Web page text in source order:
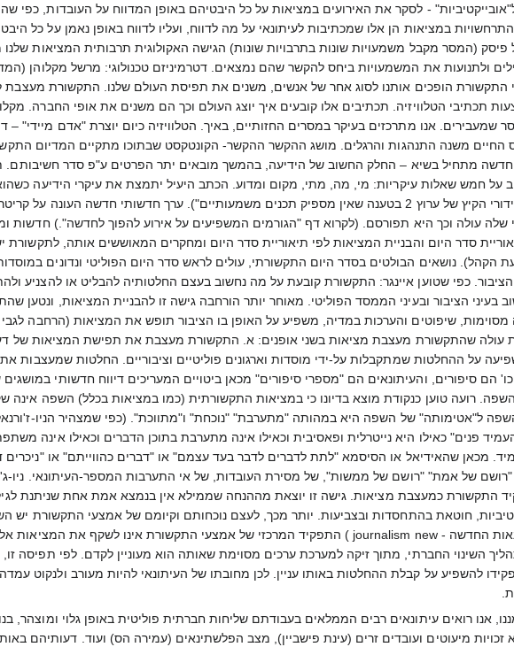
- לסקר את האירועים במציאות על כל היבטיהם באופן המדווח על העובדות, כפי
במציאות הן אלו שמכתיבות לעיתונאי על מה לדווח, ועליו לדווח באופן נאמן על כל
פיסק (המסר מקבל משמעויות שונות בתרבויות שונות) הגישה האקולוגית תרבותית המציאות
ולתנועות את המשמעויות ביחס להקשר שהם נמצאים. דטרמיניזם טכנולוגי: מרשל מקלוהן
התקשורת הופכים אותנו לסוג אחר של אנשים, משנים את תפיסת העולם שלנו. התקשורת
תכתיבי הטלוויזיה. תכתיבים אלו קובעים איך יוצג העולם וכך הם משנים את אופי החברה.
שמעבירים. אנו מתרכזים בעיקר במסרים החזותיים, באיך. הטלוויזיה כיום יוצרת "אדם מיידי" –
משנה התנהגות והרגלים. מושג ההקשר ההקשר- הקונטקסט שבתוכו מתקיים המדיום
מתחיל בשיא – החלק החשוב של הידיעה, בהמשך מובאים יתר הפרטים ע"פ סדר
על חמש שאלות עיקריות: מי, מה, מתי, מקום ומדוע. הכתב היעיל יתמצת את עיקרי הידיעה
פסלה את לוח שידורי הקיץ של ערוץ 2 בטענה שאין מספיק תכנים משמעותיים"). ערך חדשותי
שלה עולה וכך היא תפורסם. (לקרוא דף "הגורמים המשפיעים על אירוע להפוך לחדשה".)
סדר היום והבניית המציאות לפי תיאוריית סדר היום ומחקרים המאוששים אותה, לתקשורת
הקהל). נושאים הבולטים בסדר היום התקשורתי, עולים לראש סדר היום הפוליטי ונדונים
הציבור. כפי שטוען איינגר: התקשורת קובעת על מה נחשוב בעצם החלטותיה להבליט או להצניע
בעיני הציבור ובעיני הממסד הפוליטי. מאוחר יותר הורחבה גישה זו להבניית המציאות,
מסוימות, שיפוטים והערכות במדיה, משפיע על האופן בו הציבור תופש את המציאות (הרחבה
עולה שהתקשורת מעצבת מציאות בשני אופנים: א. התקשורת מעצבת את תפישת המציאות של
על ההחלטות שמתקבלות על-ידי מוסדות וארגונים פוליטיים וציבוריים. החלטות שמעצבות
הם סיפורים, והעיתונאים הם "מספרי סיפורים" מכאן ביטויים המעריכים דיווח חדשותי
רועה טוען כנקודת מוצא בדיונו כי במציאות התקשורתית (כמו במציאות בכלל) השפה אינה
ל"אטימותה" של השפה היא במהותה "מתערבת" "נוכחת" ו"מתווכת". (כפי שמצהיר הניו-
פנים" כאילו היא נייטרלית ופאסיבית וכאילו אינה מתערבת בתוכן הדברים וכאילו אינה
מכאן שהאידיאל או הסיסמא "לתת לדברים לדבר בעד עצמם" או "דברים כהווייתם" או
של אמת" "רושם של ממשות", של מסירת העובדות, של אי התערבות המספר-העיתונאי. ניו-
התקשורת כמעצבת מציאות. גישה זו יוצאת מההנחה שממילא אין בנמצא אמת אחת שניתנת
חוטאת בהתחסדות ובצביעות. יותר מכך, לעצם נוכחותם וקיומם של אמצעי התקשורת
השינוי החברתי, מתוך זיקה למערכת ערכים מסוימת שאותה הוא מעוניין לקדם. לפי תפיסה
להשפיע על קבלת ההחלטות באותו עניין. לכן מחובתו של העיתונאי להיות מעורב ולנקוט
אנו רואים עיתונאים רבים הממלאים בעבודתם שליחות חברתית פוליטית באופן גלוי
זכויות מיעוטים ועובדים זרים (עינת פישביין), מצב הפלשתינאים (עמירה הס) ועוד. דעותיהם